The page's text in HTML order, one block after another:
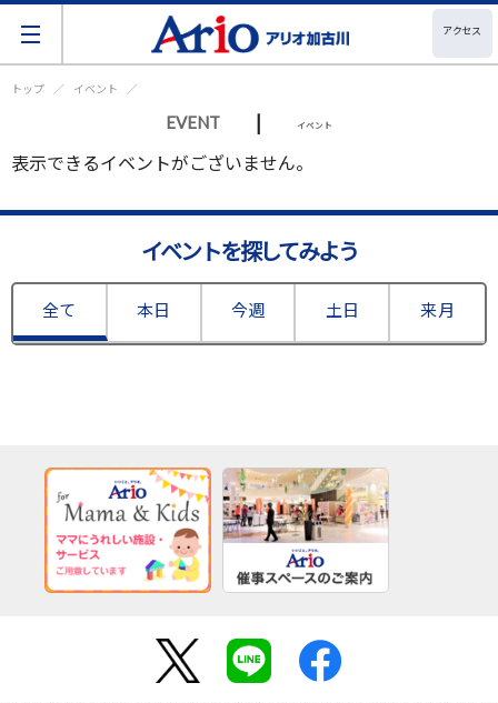
アクセス
トップ イベント
EVENT | イベント
表示できるイベントがございません。
イベントを探してみよう
全て 本日 今週 土日 来月